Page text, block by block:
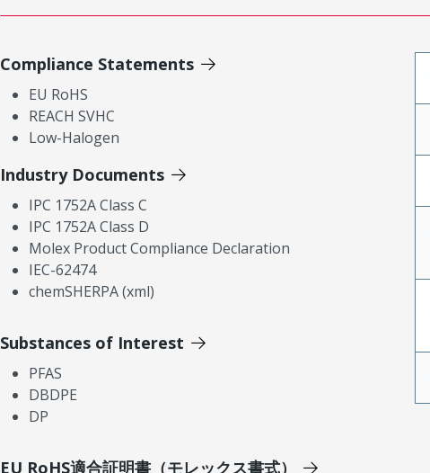
Compliance Statements
EU RoHS
REACH SVHC
Low-Halogen
Industry Documents
IPC 1752A Class C
IPC 1752A Class D
Molex Product Compliance Declaration
IEC-62474
chemSHERPA (xml)
Substances of Interest
PFAS
DBDPE
DP
EU RoHS適合証明書（モレックス書式）